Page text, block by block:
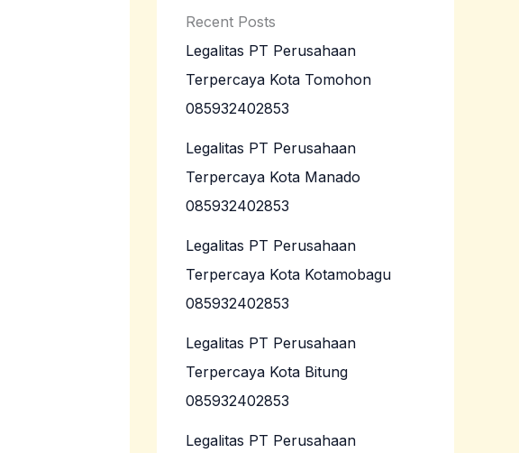
Recent Posts
Legalitas PT Perusahaan
Terpercaya Kota Tomohon
085932402853
Legalitas PT Perusahaan
Terpercaya Kota Manado
085932402853
Legalitas PT Perusahaan
Terpercaya Kota Kotamobagu
085932402853
Legalitas PT Perusahaan
Terpercaya Kota Bitung
085932402853
Legalitas PT Perusahaan